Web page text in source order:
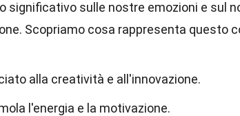
significativo sulle nostre emozioni e sul
Scopriamo cosa rappresenta questo
alla creatività e all'innovazione.
l'energia e la motivazione.